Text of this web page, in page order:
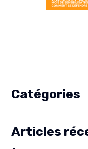
Catégories
Articles